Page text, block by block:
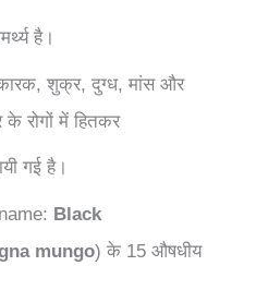
है।
शुक्र, दुग्ध, मांस और
के रोगों में हितकर
गई है।
Black
mungo) के 15 औषधीय